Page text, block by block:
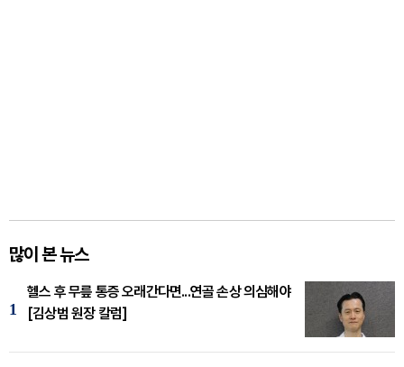
많이 본 뉴스
1
헬스 후 무릎 통증 오래간다면...연골 손상 의심해야
[김상범 원장 칼럼]